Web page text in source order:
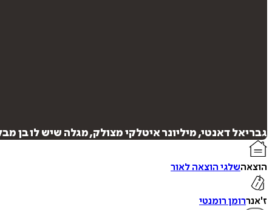
גבריאל דאנטי, מיליונר איטלקי מצולק, מגלה שיש לו
הוצאהשלגי הוצאה לאור
ז'אנררומן רומנטי